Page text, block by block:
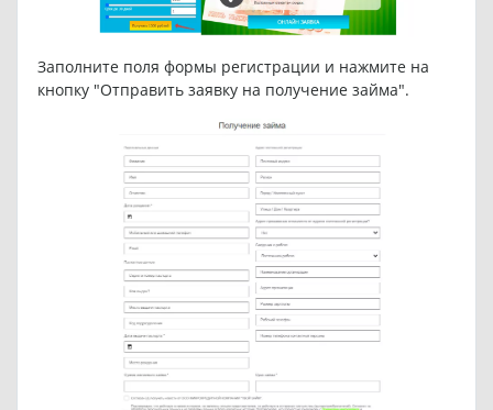
Заполните поля формы регистрации и нажмите на
кнопку "Отправить заявку на получение займа".